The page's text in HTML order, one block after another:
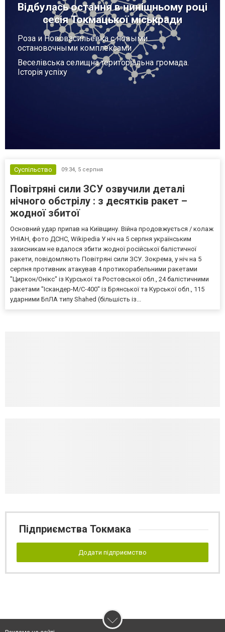
Відбулась остання в нинішньому році
сесія Токмацької міськради
Роза и Нововасильевка с новыми
остановочными комплексами
Веселівська селищна територіальна громада.
Історія успіху
Суспільство 09:34, 5 серпня
Повітряні сили ЗСУ озвучили деталі
нічного обстрілу : з десятків ракет –
жодної збитої
Основний удар припав на Київщину. Війна продовжується / колаж
УНІАН, фото ДСНС, Wikipedia У ніч на 5 серпня українським
захисникам не вдалося збити жодної російської балістичної
ракети, повідомляють Повітряні сили ЗСУ. Зокрема, у ніч на 5
серпня противник атакував 4 протикорабельними ракетами
"Циркон/Онікс" із Курської та Ростовської обл., 24 балістичними
ракетами "Іскандер-М/С-400" із Брянської та Курської обл., 115
ударними БпЛА типу Shahed (більшість із...
Підприємства Токмака
Додати підприємство